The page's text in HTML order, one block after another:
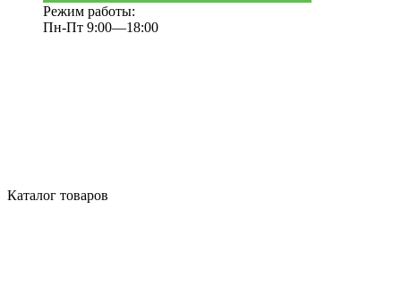
Режим работы:
Пн-Пт 9:00—18:00
Каталог товаров